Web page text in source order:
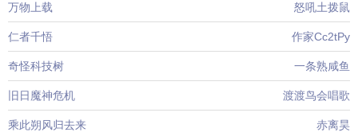
万物上载 怒吼土拨鼠
仁者千悟 作家Cc2tPy
奇怪科技树 一条熟咸鱼
旧日魔神危机 渡渡鸟会唱歌
乘此朔风归去来 赤离昊